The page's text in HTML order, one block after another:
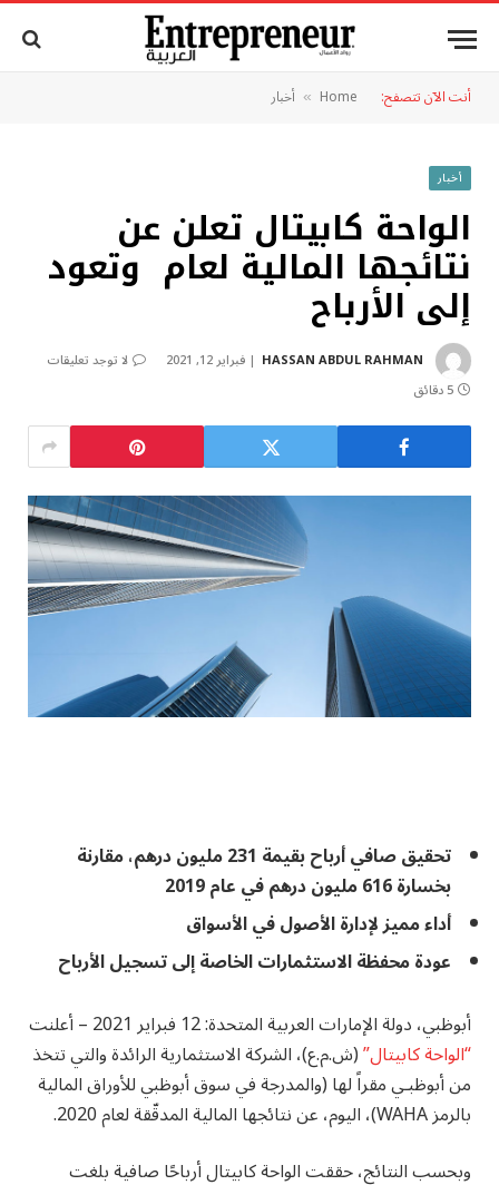
أنت الآن تتصفح: Home
» أخبار
أخبار
الواحة كابيتال تعلن عن
نتائجها المالية لعام وتعود
إلى الأرباح
HASSAN ABDUL RAHMAN فبراير 12, 2021
لا توجد تعليقات
5 دقائق
تحقيق صافي أرباح بقيمة 231 مليون درهم، مقارنة
بخسارة 616 مليون درهم في عام 2019
أداء مميز لإدارة الأصول في الأسواق
عودة محفظة الاستثمارات الخاصة إلى تسجيل الأرباح
أبوظبي، دولة الإمارات العربية المتحدة: 12 فبراير 2021 – أعلنت
“الواحة كابيتال”(ش.م.ع)، الشركة الاستثمارية الرائدة والتي تتخذ
من أبوظبـي مقراً لها (والمدرجة في سوق أبوظبي للأوراق المالية
بالرمز WAHA)، اليوم، عن نتائجها المالية المدقّقة لعام 2020.
وبحسب النتائج، حققت الواحة كابيتال أرباحًا صافية بلغت